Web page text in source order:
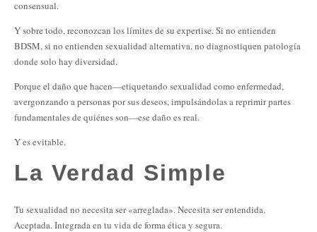
consensual.
Y sobre todo, reconozcan los límites de su expertise. Si no entienden
BDSM, si no entienden sexualidad alternativa, no diagnostiquen patología
donde solo hay diversidad.
Porque el daño que hacen—etiquetando sexualidad como enfermedad,
avergonzando a personas por sus deseos, impulsándolas a reprimir partes
fundamentales de quiénes son—ese daño es real.
Y es evitable.
La Verdad Simple
Tu sexualidad no necesita ser «arreglada». Necesita ser entendida.
Aceptada. Integrada en tu vida de forma ética y segura.